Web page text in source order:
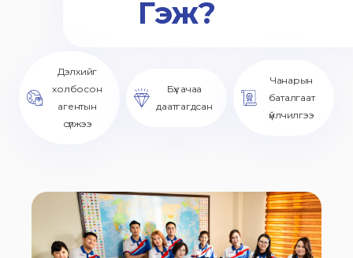
Гэж?
Дэлхийг
холбосон
агентын
сүлжээ
Бүх ачаа
даатгагдсан
Чанарын
баталгаат
үйлчилгээ